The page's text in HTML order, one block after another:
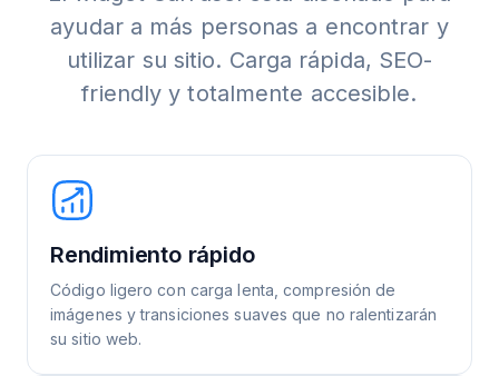
ayudar a más personas a encontrar y
utilizar su sitio. Carga rápida, SEO-
friendly y totalmente accesible.
Rendimiento rápido
Código ligero con carga lenta, compresión de
imágenes y transiciones suaves que no ralentizarán
su sitio web.